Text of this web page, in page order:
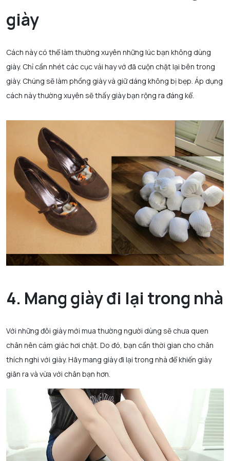
giày
Cách này có thể làm thường xuyên những lúc bạn không dùng
giày. Chỉ cần nhét các cục vải hay vớ đã cuộn chặt lại bên trong
giày. Chúng sẽ làm phồng giày và giữ dáng không bị bẹp. Áp dụng
cách này thường xuyên sẽ thấy giày bạn rộng ra đáng kể.
4. Mang giày đi lại trong nhà
Với những đôi giày mới mua thường người dùng sẽ chưa quen
chân nên cảm giác hơi chật. Do đó, bạn cần thời gian cho chân
thích nghi với giày. Hãy mang giày đi lại trong nhà để khiến giày
giãn ra và vừa với chân bạn hơn.